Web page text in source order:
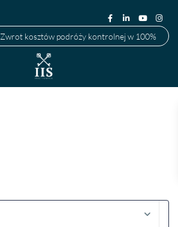
Zwrot kosztów podróży kontrolnej w 100%